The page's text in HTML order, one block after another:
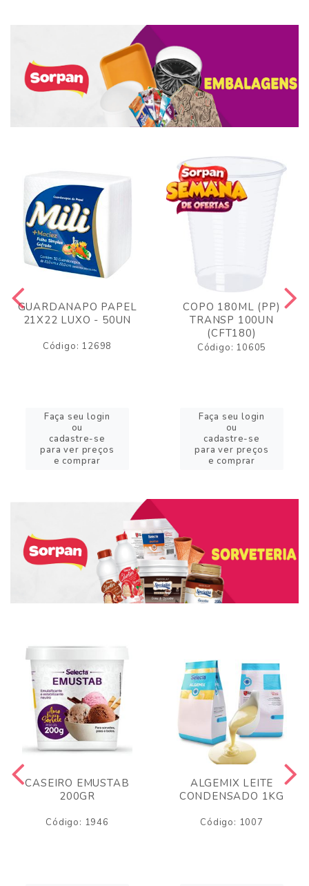
GUARDANAPO PAPEL
21X22 LUXO - 50UN
Código: 12698
Faça seu login
ou
cadastre-se
para ver preços
e comprar
COPO 180ML (PP)
TRANSP 100UN
(CFT180)
Código: 10605
Faça seu login
ou
cadastre-se
para ver preços
e comprar
CASEIRO EMUSTAB
200GR
Código: 1946
ALGEMIX LEITE
CONDENSADO 1KG
Código: 1007